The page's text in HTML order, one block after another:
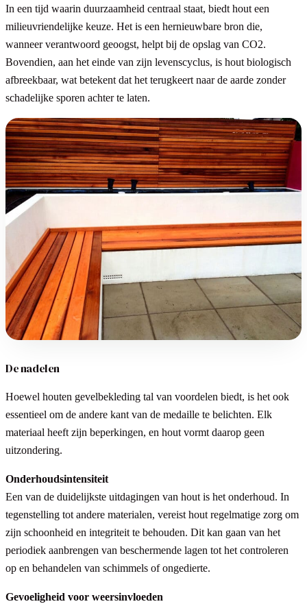
In een tijd waarin duurzaamheid centraal staat, biedt hout een
milieuvriendelijke keuze. Het is een hernieuwbare bron die,
wanneer verantwoord geoogst, helpt bij de opslag van CO2.
Bovendien, aan het einde van zijn levenscyclus, is hout biologisch
afbreekbaar, wat betekent dat het terugkeert naar de aarde zonder
schadelijke sporen achter te laten.
De nadelen
Hoewel houten gevelbekleding tal van voordelen biedt, is het ook
essentieel om de andere kant van de medaille te belichten. Elk
materiaal heeft zijn beperkingen, en hout vormt daarop geen
uitzondering.
Onderhoudsintensiteit
Een van de duidelijkste uitdagingen van hout is het onderhoud. In
tegenstelling tot andere materialen, vereist hout regelmatige zorg om
zijn schoonheid en integriteit te behouden. Dit kan gaan van het
periodiek aanbrengen van beschermende lagen tot het controleren
op en behandelen van schimmels of ongedierte.
Gevoeligheid voor weersinvloeden